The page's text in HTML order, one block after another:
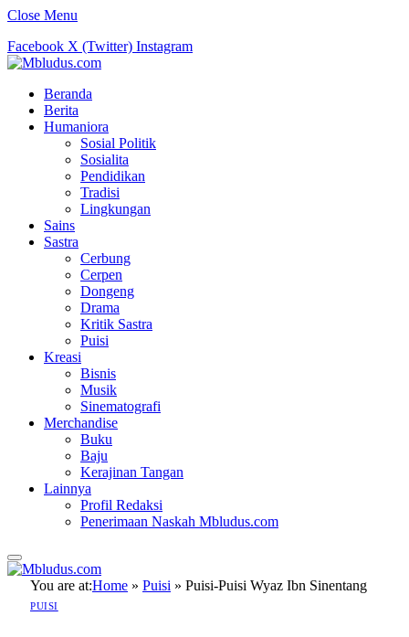
Close Menu
Facebook X (Twitter) Instagram
Beranda
Berita
Humaniora
Sosial Politik
Sosialita
Pendidikan
Tradisi
Lingkungan
Sains
Sastra
Cerbung
Cerpen
Dongeng
Drama
Kritik Sastra
Puisi
Kreasi
Bisnis
Musik
Sinematografi
Merchandise
Buku
Baju
Kerajinan Tangan
Lainnya
Profil Redaksi
Penerimaan Naskah Mbludus.com
You are at:Home » Puisi » Puisi-Puisi Wyaz Ibn Sinentang
PUISI